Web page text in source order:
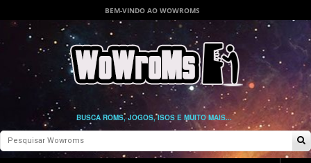
BEM-VINDO AO WOWROMS
BUSCA ROMS, JOGOS, ISOS E MUITO MAIS...